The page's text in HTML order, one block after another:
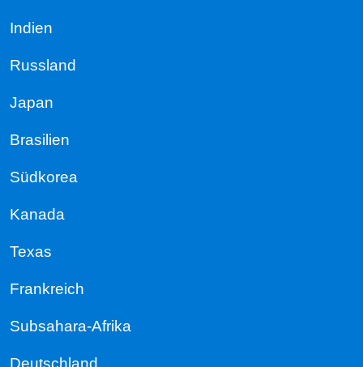
Indien
Russland
Japan
Brasilien
Südkorea
Kanada
Texas
Frankreich
Subsahara-Afrika
Deutschland